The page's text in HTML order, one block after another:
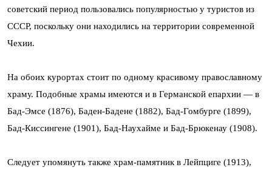
советский период пользовались популярностью у туристов из
СССР, поскольку они находились на территории современной
Чехии.
На обоих курортах стоит по одному красивому православному
храму. Подобные храмы имеются и в Германской епархии — в
Бад-Эмсе (1876), Баден-Бадене (1882), Бад-Гомбурге (1899),
Бад-Киссингене (1901), Бад-Наухайме и Бад-Брюкенау (1908).
Следует упомянуть также храм-памятник в Лейпциге (1913),